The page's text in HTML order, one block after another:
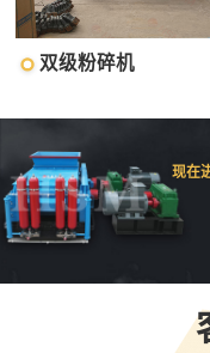
双级粉碎机
现在